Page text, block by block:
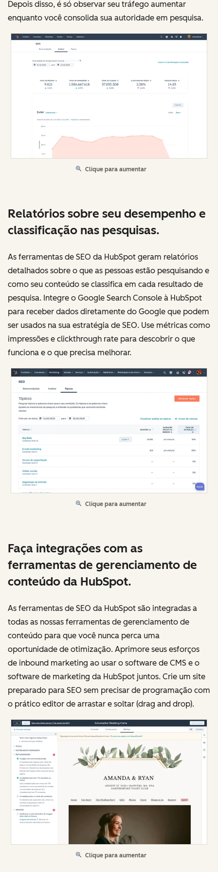
Depois disso, é só observar seu tráfego aumentar
enquanto você consolida sua autoridade em pesquisa.
Clique para aumentar
Relatórios sobre seu desempenho e
classificação nas pesquisas.
As ferramentas de SEO da HubSpot geram relatórios
detalhados sobre o que as pessoas estão pesquisando e
como seu conteúdo se classifica em cada resultado de
pesquisa. Integre o Google Search Console à HubSpot
para receber dados diretamente do Google que podem
ser usados na sua estratégia de SEO. Use métricas como
impressões e clickthrough rate para descobrir o que
funciona e o que precisa melhorar.
Clique para aumentar
Faça integrações com as
ferramentas de gerenciamento de
conteúdo da HubSpot.
As ferramentas de SEO da HubSpot são integradas a
todas as nossas ferramentas de gerenciamento de
conteúdo para que você nunca perca uma
oportunidade de otimização. Aprimore seus esforços
de inbound marketing ao usar o software de CMS e o
software de marketing da HubSpot juntos. Crie um site
preparado para SEO sem precisar de programação com
o prático editor de arrastar e soltar (drag and drop).
Clique para aumentar